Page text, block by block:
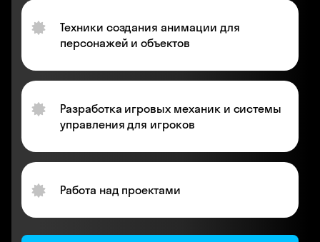
Техники создания анимации для
персонажей и объектов
Разработка игровых механик и системы
управления для игроков
Работа над проектами